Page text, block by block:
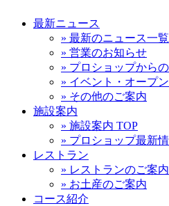
最新ニュース
» 最新のニュース一覧
» 営業のお知らせ
» プロショップから
» イベント・オープ
» その他のご案内
施設案内
» 施設案内 TOP
» プロショップ最新
レストラン
» レストランのご案内
» お土産のご案内
コース紹介